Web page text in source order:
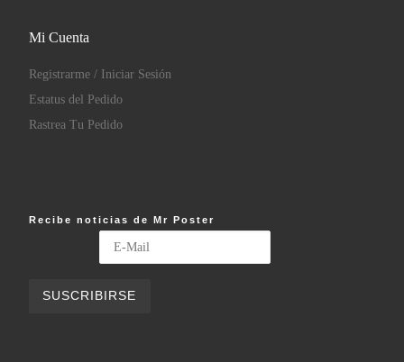
Mi Cuenta
Registrarme / Iniciar Sesión
Estatus del Pedido
Rastrea Tu Pedido
Recibe noticias de Mr Poster